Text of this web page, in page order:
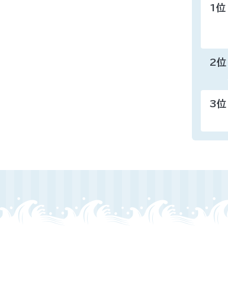
1位
2位
3位